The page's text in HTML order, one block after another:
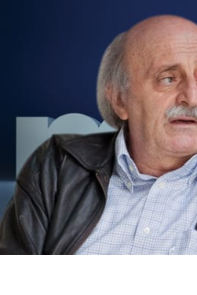
رياضة
وظائف
تواصل معنا